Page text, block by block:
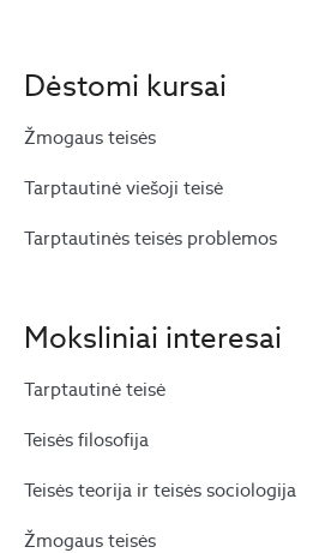
Dėstomi kursai
Žmogaus teisės
Tarptautinė viešoji teisė
Tarptautinės teisės problemos
Moksliniai interesai
Tarptautinė teisė
Teisės filosofija
Teisės teorija ir teisės sociologija
Žmogaus teisės